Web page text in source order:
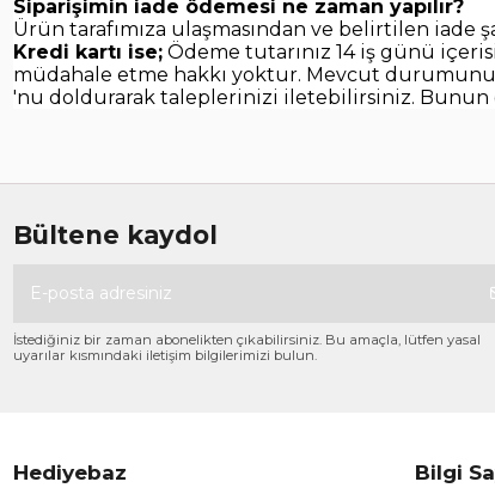
Siparişimin iade ödemesi ne zaman yapılır?
Ürün tarafımıza ulaşmasından ve belirtilen
Kredi kartı ise;Ödeme tutarınız 14 iş günü
müdahale etme hakkı yoktur. Mevcut
'nu doldurarak taleplerinizi iletebilirsiniz. Bunun
Bültene kaydol
İstediğiniz bir zaman abonelikten çıkabilirsiniz. Bu amaçla, lütfen yasal
uyarılar kısmındaki iletişim bilgilerimizi bulun.
Hediyebaz Bilgi